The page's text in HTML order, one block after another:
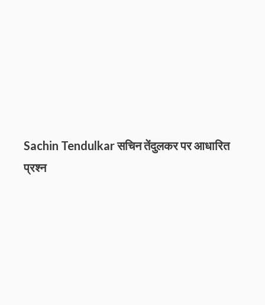
Sachin Tendulkar सचिन तेंदुलकर पर आधारित
प्रश्न